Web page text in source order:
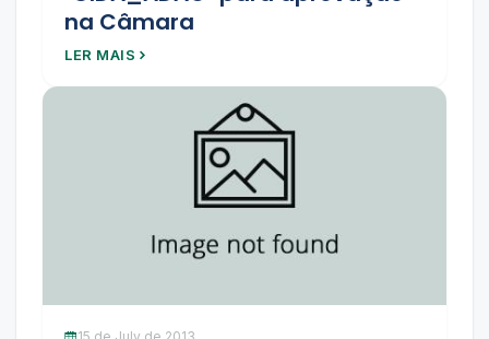
na Câmara
LER MAIS